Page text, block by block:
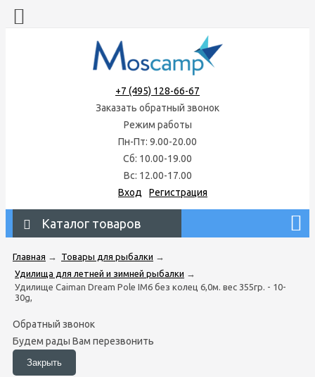
+7 (495) 128-66-67
Заказать обратный звонок
Режим работы
Пн-Пт: 9.00-20.00
Сб: 10.00-19.00
Вс: 12.00-17.00
Вход
Регистрация
Каталог товаров
Главная → Товары для рыбалки →
Удилища для летней и зимней рыбалки →
Удилище Caiman Dream Pole IM6 без колец 6,0м. вес 355гр. - 10-
30g,
Обратный звонок
Будем рады Вам перезвонить